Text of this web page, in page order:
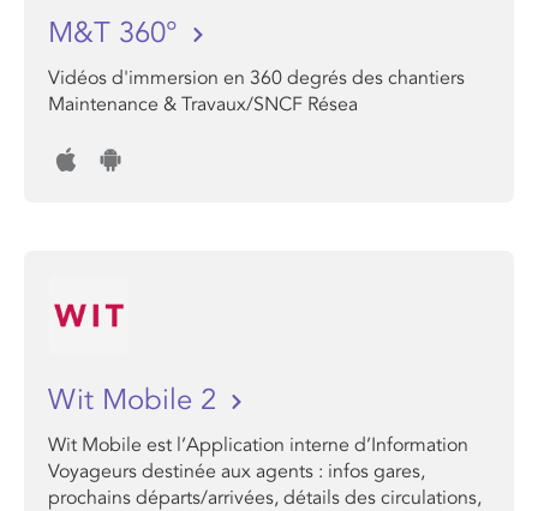
M&T 360°
Vidéos d'immersion en 360 degrés des chantiers
Maintenance & Travaux/SNCF Résea
Wit Mobile 2
Wit Mobile est l’Application interne d’Information
Voyageurs destinée aux agents : infos gares,
prochains départs/arrivées, détails des circulations,